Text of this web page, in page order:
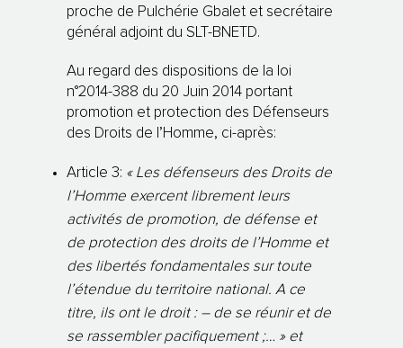
proche de Pulchérie Gbalet et secrétaire
général adjoint du SLT-BNETD.
Au regard des dispositions de la loi
n°2014-388 du 20 Juin 2014 portant
promotion et protection des Défenseurs
des Droits de l’Homme, ci-après:
Article 3: « Les défenseurs des Droits de
l’Homme exercent librement leurs
activités de promotion, de défense et
de protection des droits de l’Homme et
des libertés fondamentales sur toute
l’étendue du territoire national. A ce
titre, ils ont le droit : – de se réunir et de
se rassembler pacifiquement ;… » et